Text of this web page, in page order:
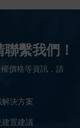
繫我們！
價格等資訊，請
決方案
置建議